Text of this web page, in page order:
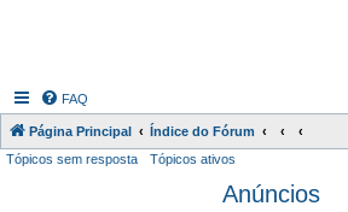
FAQ
Página Principal Índice do Fórum
Tópicos sem resposta Tópicos ativos
Anúncios